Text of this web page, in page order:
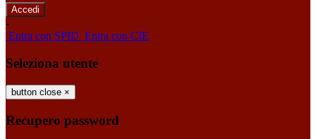
-
Entra con SPID Entra con CIE
Seleziona utente
button close ×
Recupero password